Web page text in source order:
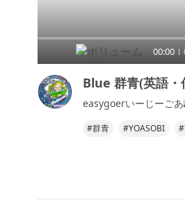
00:00
Blue 群青(英語・
easygoerいーじーご
#群青 #YOASOBI